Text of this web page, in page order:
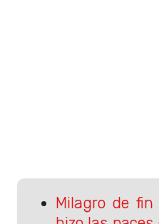
Milagro de fin